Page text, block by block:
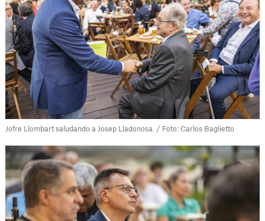
Jofre Llombart saludando a Josep Lladonosa. / Foto: Carlos Baglietto